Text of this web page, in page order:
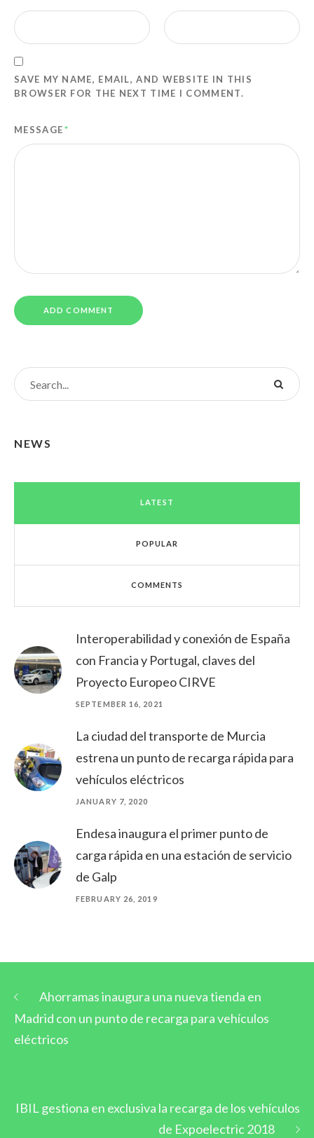
SAVE MY NAME, EMAIL, AND WEBSITE IN THIS
BROWSER FOR THE NEXT TIME I COMMENT.
MESSAGE*
NEWS
LATEST
POPULAR
COMMENTS
Interoperabilidad y conexión de España
con Francia y Portugal, claves del
Proyecto Europeo CIRVE
SEPTEMBER 16, 2021
La ciudad del transporte de Murcia
estrena un punto de recarga rápida para
vehículos eléctricos
JANUARY 7, 2020
Endesa inaugura el primer punto de
carga rápida en una estación de servicio
de Galp
FEBRUARY 26, 2019
Ahorramas inaugura una nueva tienda en
Madrid con un punto de recarga para vehículos
eléctricos
IBIL gestiona en exclusiva la recarga de los vehículos
de Expoelectric 2018